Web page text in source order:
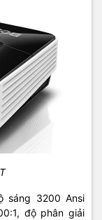
sáng 3200 Ansi
độ phân giải